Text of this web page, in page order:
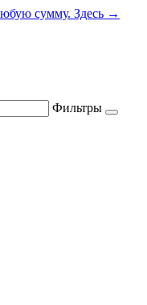
сумму. Здесь →
Фильтры